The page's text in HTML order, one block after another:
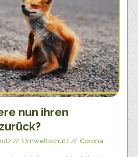
nun ihren
Umweltschutz Corona